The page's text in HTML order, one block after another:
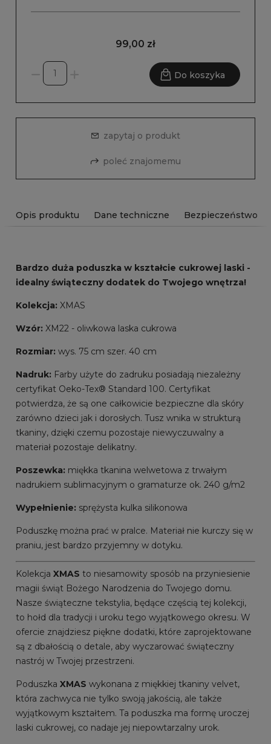
99,00 zł
Do koszyka
zapytaj o produkt
poleć znajomemu
Opis produktu Dane techniczne Bezpieczeństwo
Bardzo duża poduszka w kształcie cukrowej laski -
idealny świąteczny dodatek do Twojego wnętrza!
Kolekcja: XMAS
Wzór: XM22 - oliwkowa laska cukrowa
Rozmiar: wys. 75 cm szer. 40 cm
Nadruk: Farby użyte do zadruku posiadają niezależny
certyfikat Oeko-Tex® Standard 100. Certyfikat
potwierdza, że są one całkowicie bezpieczne dla skóry
zarówno dzieci jak i dorosłych. Tusz wnika w strukturą
tkaniny, dzięki czemu pozostaje niewyczuwalny a
materiał pozostaje delikatny.
Poszewka: miękka tkanina welwetowa z trwałym
nadrukiem sublimacyjnym o gramaturze ok. 240 g/m2
Wypełnienie: sprężysta kulka silikonowa
Poduszkę można prać w pralce. Materiał nie kurczy się w
praniu, jest bardzo przyjemny w dotyku.
Kolekcja XMAS to niesamowity sposób na przyniesienie
magii świąt Bożego Narodzenia do Twojego domu.
Nasze świąteczne tekstylia, będące częścią tej kolekcji,
to hołd dla tradycji i uroku tego wyjątkowego okresu. W
ofercie znajdziesz piękne dodatki, które zaprojektowane
są z dbałością o detale, aby wyczarować świąteczny
nastrój w Twojej przestrzeni.
Poduszka XMAS wykonana z miękkiej tkaniny velvet,
która zachwyca nie tylko swoją jakością, ale także
wyjątkowym kształtem. Ta poduszka ma formę uroczej
laski cukrowej, co nadaje jej niepowtarzalny urok.